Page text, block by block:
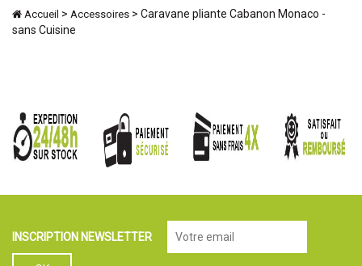
Accueil > Accessoires > Caravane pliante Cabanon Monaco -
sans Cuisine
INSCRIPTION NEWSLETTER